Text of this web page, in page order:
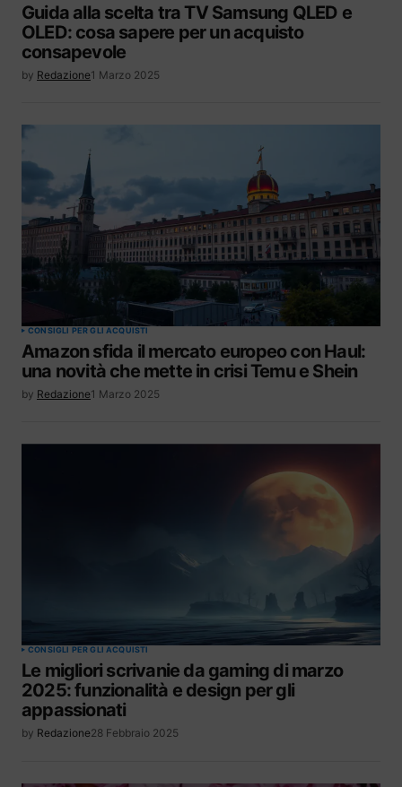
Guida alla scelta tra TV Samsung QLED e
OLED: cosa sapere per un acquisto
consapevole
by Redazione1 Marzo 2025
CONSIGLI PER GLI ACQUISTI
Amazon sfida il mercato europeo con Haul:
una novità che mette in crisi Temu e Shein
by Redazione1 Marzo 2025
CONSIGLI PER GLI ACQUISTI
Le migliori scrivanie da gaming di marzo
2025: funzionalità e design per gli
appassionati
by Redazione28 Febbraio 2025